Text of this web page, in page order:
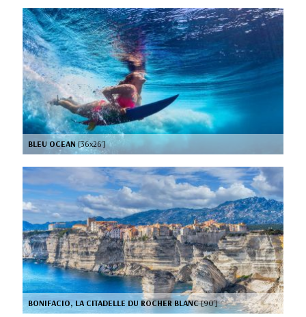
BLEU OCEAN [36x26’]
BONIFACIO, LA CITADELLE DU ROCHER BLANC[90’]